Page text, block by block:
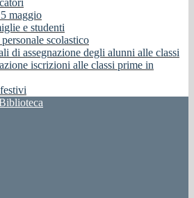
maggio
e studenti
scolastico
di assegnazione degli alunni alle classi
iscrizioni alle classi prime in